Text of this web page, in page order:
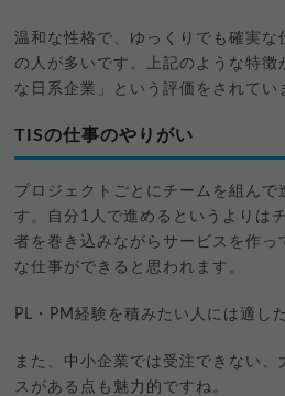
温和な性格で、ゆっくりでも確実な
の人が多いです。上記のような特徴
な日系企業」という評価をされてい
TISの仕事のやりがい
プロジェクトごとにチームを組んで
す。自分1人で進めるというよりは
者を巻き込みながらサービスを作っ
な仕事ができると思われます。
PL・PM経験を積みたい人には適し
また、中小企業では受注できない、
スがある点も魅力的ですね。